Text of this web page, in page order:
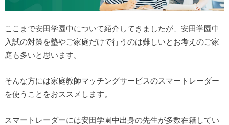
ここまで安田学園中について紹介してきましたが、安田学園中
入試の対策を塾やご家庭だけで行うのは難しいとお考えのご家
庭も多いと思います。
そんな方には家庭教師マッチングサービスのスマートレーダー
を使うことをおススメします。
スマートレーダーには安田学園中出身の先生が多数在籍してい